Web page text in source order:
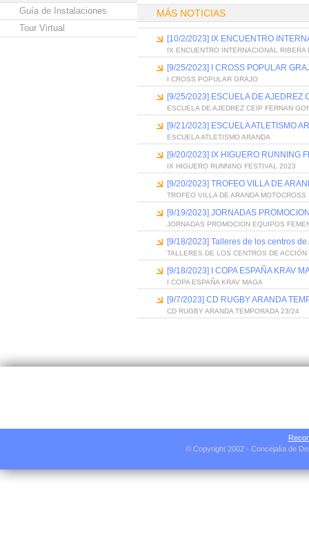
Guía de Instalaciones
Tour Virtual
MÁS NOTICIAS
[10/2/2023] IX ENCUENTRO
IX ENCUENTRO INTERNACIONAL RIBERA
[9/25/2023] I CROSS POPULAR
I CROSS POPULAR GRAJO
[9/25/2023] ESCUELA DE AJEDREZ
ESCUELA DE AJEDREZ CEIP FERNAN
[9/21/2023] ESCUELA ATLETISMO
ESCUELA ATLETISMO ARANDA
[9/20/2023] IX HIGUERO RUNNING
IX HIGUERO RUNNING FESTIVAL 2023
[9/20/2023] TROFEO VILLA DE
TROFEO VILLA DE ARANDA MOTOCROSS
[9/19/2023] JORNADAS
JORNADAS PROMOCION EQUIPOS
[9/18/2023] Talleres de los centros
TALLERES DE LOS CENTROS DE
[9/18/2023] I COPA ESPAÑA KRAV
I COPA ESPAÑA KRAV MAGA
[9/7/2023] CD RUGBY ARANDA
CD RUGBY ARANDA TEMPORADA 23/24
© Copyright 2002 - Concejalía de